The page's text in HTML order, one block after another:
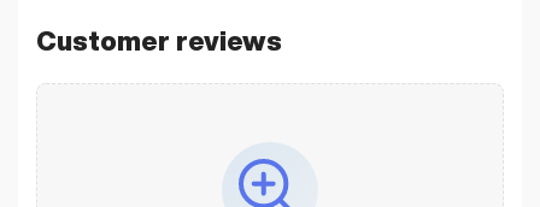
Customer reviews